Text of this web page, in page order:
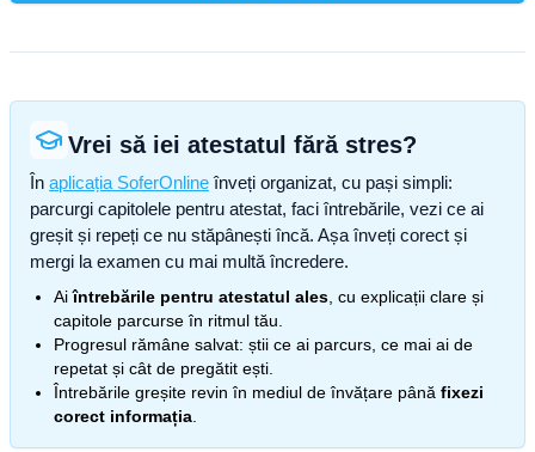
Vrei să iei atestatul fără stres?
În aplicația SoferOnline înveți organizat, cu pași simpli:
parcurgi capitolele pentru atestat, faci întrebările, vezi ce ai
greșit și repeți ce nu stăpânești încă. Așa înveți corect și
mergi la examen cu mai multă încredere.
Aiîntrebările pentru atestatul ales , cu explicații clare și
capitole parcurse în ritmul tău.
Progresul rămâne salvat: știi ce ai parcurs, ce mai ai de
repetat și cât de pregătit ești.
Întrebările greșite revin în mediul de învățare până fixezi
corect informația